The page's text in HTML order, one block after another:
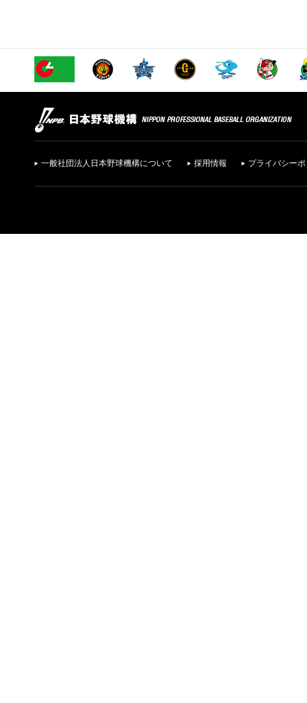
一般社団法人日本野球機構について 採用情報 プライバシー